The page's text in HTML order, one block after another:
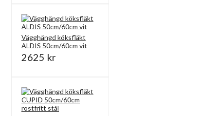
Vägghängd köksfläkt
ALDIS 50cm/60cm vit
2625 kr